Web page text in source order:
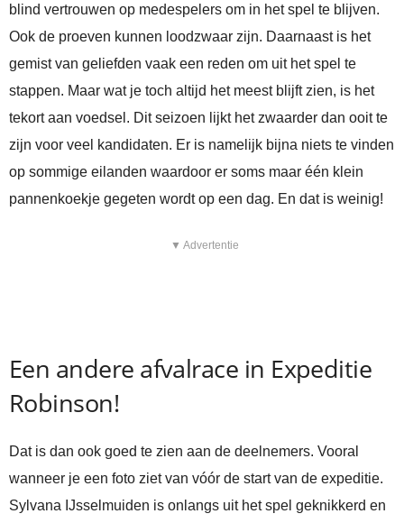
blind vertrouwen op medespelers om in het spel te blijven.
Ook de proeven kunnen loodzwaar zijn. Daarnaast is het
gemist van geliefden vaak een reden om uit het spel te
stappen. Maar wat je toch altijd het meest blijft zien, is het
tekort aan voedsel. Dit seizoen lijkt het zwaarder dan ooit te
zijn voor veel kandidaten. Er is namelijk bijna niets te vinden
op sommige eilanden waardoor er soms maar één klein
pannenkoekje gegeten wordt op een dag. En dat is weinig!
▼ Advertentie
Een andere afvalrace in Expeditie
Robinson!
Dat is dan ook goed te zien aan de deelnemers. Vooral
wanneer je een foto ziet van vóór de start van de expeditie.
Sylvana IJsselmuiden is onlangs uit het spel geknikkerd en